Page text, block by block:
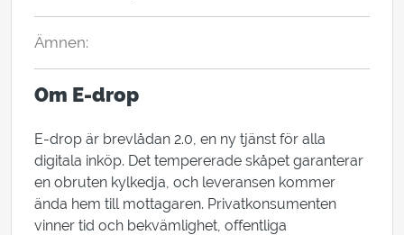
Ämnen:
Om E-drop
E-drop är brevlådan 2.0, en ny tjänst för alla
digitala inköp. Det tempererade skåpet garanterar
en obruten kylkedja, och leveransen kommer
ända hem till mottagaren. Privatkonsumenten
vinner tid och bekvämlighet, offentliga